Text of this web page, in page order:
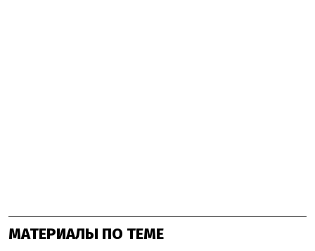
МАТЕРИАЛЫ ПО ТЕМЕ